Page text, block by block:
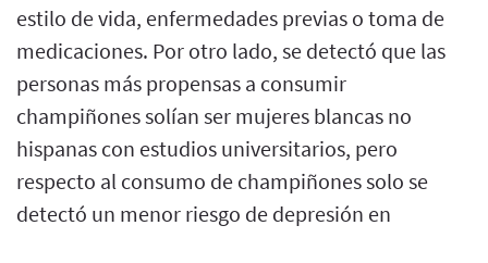
estilo de vida, enfermedades previas o toma de
medicaciones. Por otro lado, se detectó que las
personas más propensas a consumir
champiñones solían ser mujeres blancas no
hispanas con estudios universitarios, pero
respecto al consumo de champiñones solo se
detectó un menor riesgo de depresión en